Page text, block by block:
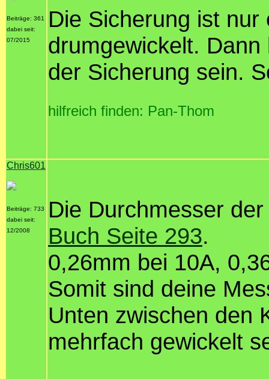
Beiträge: 361
dabei seit:
07/2015
Die Sicherung ist
drumgewickelt.
der Sicherung sein.
hilfreich finden: Pan-Thom
Chris601
Beiträge: 733
dabei seit:
12/2008
Die Durchmesser
Buch Seite 293.
0,26mm bei 10A,
Somit sind deine
Unten zwischen den
mehrfach gewickelt